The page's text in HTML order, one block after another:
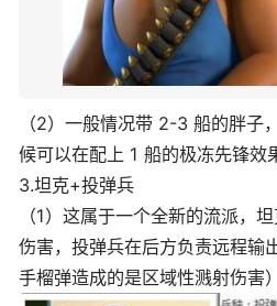
（2）一般情况带 2-3 船的胖子
候可以在配上 1 船的极冻先锋效
3.坦克+投弹兵
（1）这属于一个全新的流派，
伤害，投弹兵在后方负责远程输
手榴弹造成的是区域性溅射伤害）